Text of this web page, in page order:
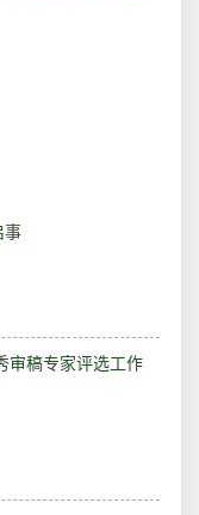
事
审稿专家评选工作